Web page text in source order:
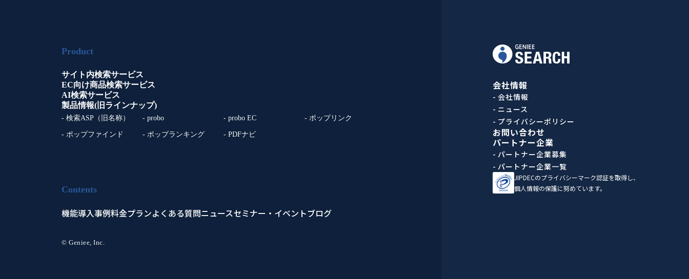
Product
サイト内検索サービス
EC向け商品検索サービス
AI検索サービス
製品情報(旧ラインナップ)
- 検索ASP（旧名称） - probo - probo EC - ポップリンク
- ポップファインド - ポップランキング - PDFナビ
Contents
機能導入事例料金プランよくある質問ニュースセミナー・イベントブログ
© Geniee, Inc.
会社情報
- 会社情報
- ニュース
- プライバシーポリシー
お問い合わせ
パートナー企業
- パートナー企業募集
- パートナー企業一覧
JIPDECのプライバシーマーク認証を取得し、
個人情報の保護に努めています。